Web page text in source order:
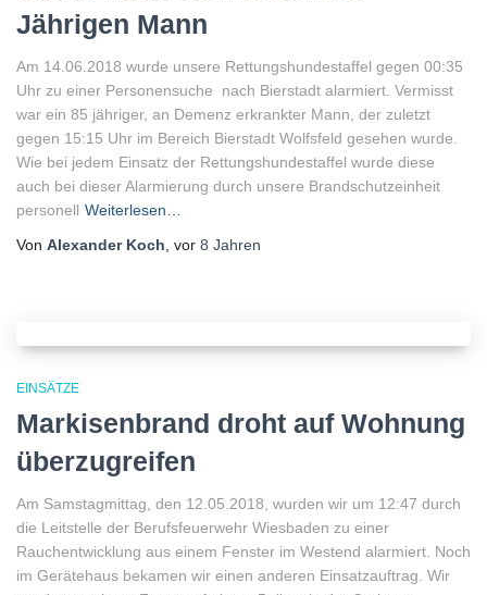
Jährigen Mann
Am 14.06.2018 wurde unsere Rettungshundestaffel gegen 00:35
Uhr zu einer Personensuche nach Bierstadt alarmiert. Vermisst
war ein 85 jähriger, an Demenz erkrankter Mann, der zuletzt
gegen 15:15 Uhr im Bereich Bierstadt Wolfsfeld gesehen wurde.
Wie bei jedem Einsatz der Rettungshundestaffel wurde diese
auch bei dieser Alarmierung durch unsere Brandschutzeinheit
personell Weiterlesen…
Von Alexander Koch , vor 8 Jahren
EINSÄTZE
Markisenbrand droht auf Wohnung
überzugreifen
Am Samstagmittag, den 12.05.2018, wurden wir um 12:47 durch
die Leitstelle der Berufsfeuerwehr Wiesbaden zu einer
Rauchentwicklung aus einem Fenster im Westend alarmiert. Noch
im Gerätehaus bekamen wir einen anderen Einsatzauftrag. Wir